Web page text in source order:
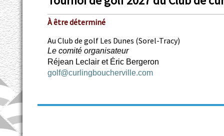
À être déterminé
Au Club de golf Les Dunes (Sorel-Tracy)
Le comité organisateur
Réjean Leclair et Éric Bergeron
golf@curlingboucherville.com